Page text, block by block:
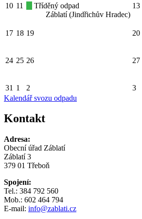
10 11
Tříděný odpad
Záblatí (Jindřichův Hradec)
13
17 18 19 20
24 25 26 27
31 1 2 3
Kalendář svozu odpadu
Kontakt
Adresa:
Obecní úřad Záblatí
Záblatí 3
379 01 Třeboň
Spojení:
Tel.: 384 792 560
Mob.: 602 464 794
E-mail: info@zablati.cz